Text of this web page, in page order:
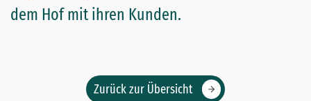
dem Hof mit ihren Kunden.
Zurück zur Übersicht